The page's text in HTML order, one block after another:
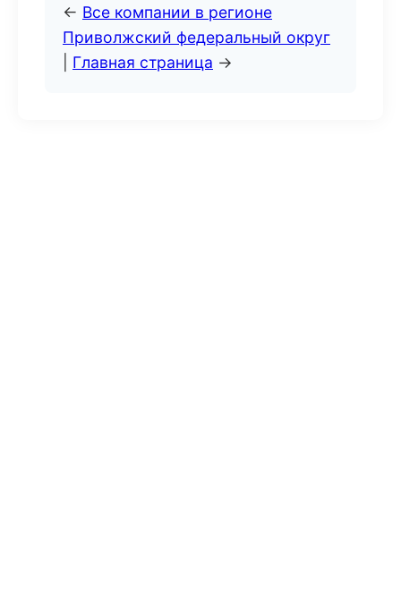
← Все компании в регионе
Приволжский федеральный округ
Главная страница →